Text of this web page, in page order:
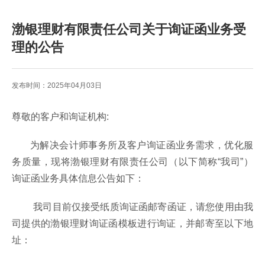
渤银理财有限责任公司关于询证函业务受
理的公告
发布时间：2025年04月03日
尊敬的客户和询证机构:
为解决会计师事务所及客户询证函业务需求，优化服
务质量，现将渤银理财有限责任公司（以下简称“我司”）
询证函业务具体信息公告如下：
我司目前仅接受纸质询证函邮寄函证，请您使用由我
司提供的渤银理财询证函模板进行询证，并邮寄至以下地
址：